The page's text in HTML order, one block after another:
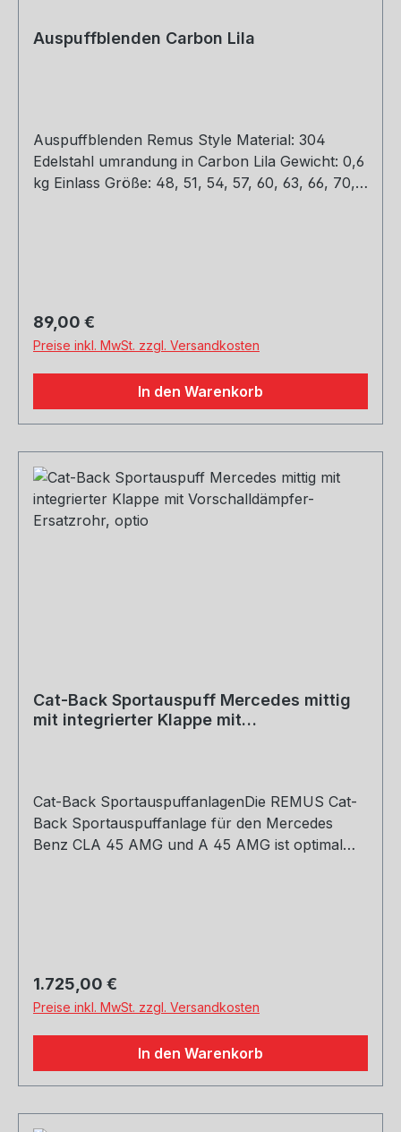
Auspuffblenden Carbon Lila
Auspuffblenden Remus Style Material: 304
Edelstahl umrandung in Carbon Lila Gewicht: 0,6
kg Einlass Größe: 48, 51, 54, 57, 60, 63, 66, 70,
Regulärer Preis:
89,00 €
Preise inkl. MwSt. zzgl. Versandkosten
In den Warenkorb
Cat-Back Sportauspuff Mercedes mittig
mit integrierter Klappe mit
Cat-Back SportauspuffanlagenDie REMUS Cat-
Back Sportauspuffanlage für den Mercedes
Benz CLA 45 AMG und A 45 AMG ist optimal
begleitet vom unverkennbar sonoren REMUS
Sound. Durch die dünnwandige Konstruktion
und die verwendeten Werkstoffe ergibt sich
zudem eine Gewichtsreduktion gegenüber der
Serienauspuffanlage.Der im Lieferumfang
enthaltene Stellmotor sorgt in Kombination mit
exakte Ansteuerung der unterschiedlichen
Regulärer Preis:
1.725,00 €
Preise inkl. MwSt. zzgl. Versandkosten
In den Warenkorb